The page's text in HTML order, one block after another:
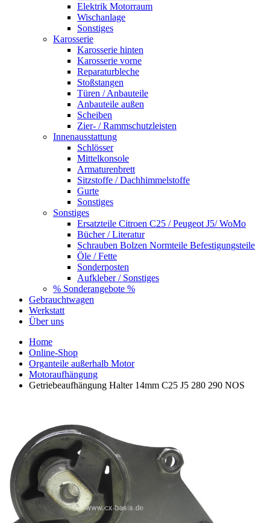
Elektrik Motorraum
Wischanlage
Sonstiges
Karosserie
Karosserie hinten
Karosserie vorne
Reparaturbleche
Stoßstangen
Türen / Anbauteile
Anbauteile außen
Scheiben
Zier- / Rammschutzleisten
Innenausstattung
Schlösser
Mittelkonsole
Armaturenbrett
Sitzstoffe / Dachhimmelstoffe
Gurte
Sonstiges
Sonstiges
Ersatzteile Citroen C25 / Peugeot J5/ WoMo
Bücher / Literatur
Schrauben Bolzen Normteile Befestigungsteile
Öle / Fette
Sonderposten
Aufkleber / Sonstiges
% Sonderangebote %
Gebrauchtwagen
Werkstatt
Über uns
Home
Online-Shop
Organteile außerhalb Motor
Motoraufhängung
Getriebeaufhängung Halter 14mm C25 J5 280 290 NOS